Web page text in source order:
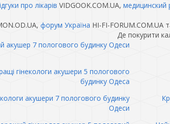
про лікарів VIDGOOK.COM.UA, медицинский
форум Україна HI-FI-FORUM.COM.UA
Де покурити
акушер 7 пологового будинку Одеси
гінекологи акушери 5 пологового
будинку Одеса
акушери 7 пологового будинку
Одеси